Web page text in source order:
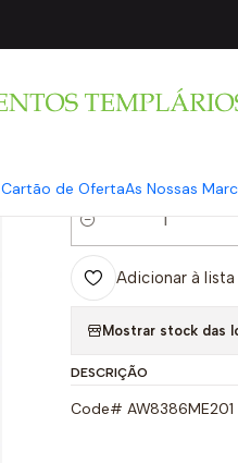
Cartão de OfertaAs Nossas
|
Quantidade
Adicionar à
Mostrar stock das
DESCRIÇÃO
Code# AW8386ME201